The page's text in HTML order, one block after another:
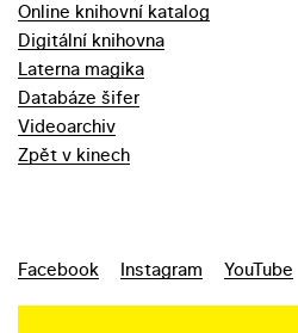
Online knihovní katalog
Digitální knihovna
Laterna magika
Databáze šifer
Videoarchiv
Zpět v kinech
Facebook Instagram YouTube